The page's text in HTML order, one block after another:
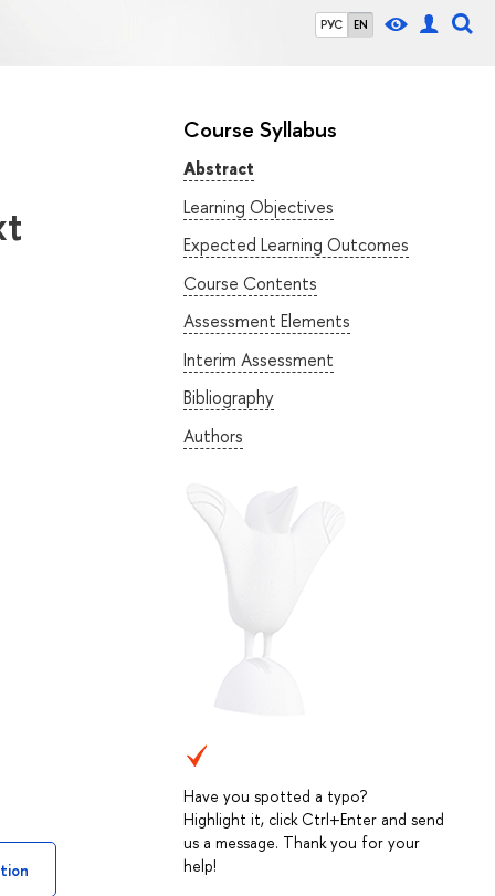
РУС EN
Course Syllabus
Abstract
Learning Objectives
Expected Learning Outcomes
Course Contents
Assessment Elements
Interim Assessment
Bibliography
Authors
Have you spotted a typo?
Highlight it, click Ctrl+Enter and send
us a message. Thank you for your
help!